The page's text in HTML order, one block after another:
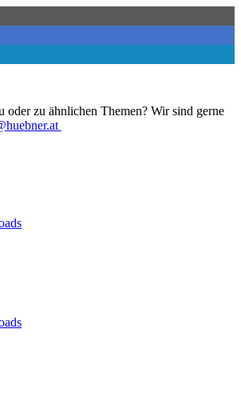
oder zu ähnlichen Themen? Wir sind gerne